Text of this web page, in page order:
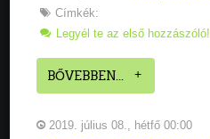
Címkék:
Legyél te az első hozzászóló!
BŐVEBBEN...
2019. július 08., hétfő 00:00